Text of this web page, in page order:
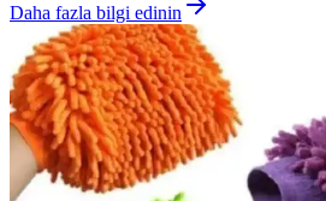
Daha fazla bilgi edinin